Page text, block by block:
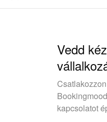
Vedd
kapcsolatot